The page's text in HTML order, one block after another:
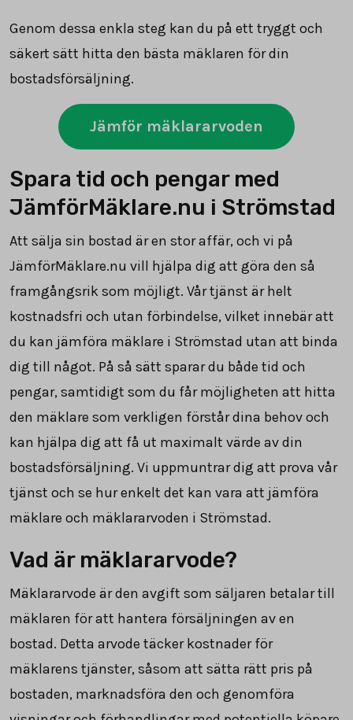
Genom dessa enkla steg kan du på ett tryggt och
säkert sätt hitta den bästa mäklaren för din
bostadsförsäljning.
Jämför mäklararvoden
Spara tid och pengar med
JämförMäklare.nu i Strömstad
Att sälja sin bostad är en stor affär, och vi på
JämförMäklare.nu vill hjälpa dig att göra den så
framgångsrik som möjligt. Vår tjänst är helt
kostnadsfri och utan förbindelse, vilket innebär att
du kan jämföra mäklare i Strömstad utan att binda
dig till något. På så sätt sparar du både tid och
pengar, samtidigt som du får möjligheten att hitta
den mäklare som verkligen förstår dina behov och
kan hjälpa dig att få ut maximalt värde av din
bostadsförsäljning. Vi uppmuntrar dig att prova vår
tjänst och se hur enkelt det kan vara att jämföra
mäklare och mäklararvoden i Strömstad.
Vad är mäklararvode?
Mäklararvode är den avgift som säljaren betalar till
mäklaren för att hantera försäljningen av en
bostad. Detta arvode täcker kostnader för
mäklarens tjänster, såsom att sätta rätt pris på
bostaden, marknadsföra den och genomföra